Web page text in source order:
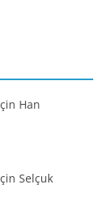
Han
Selçuk